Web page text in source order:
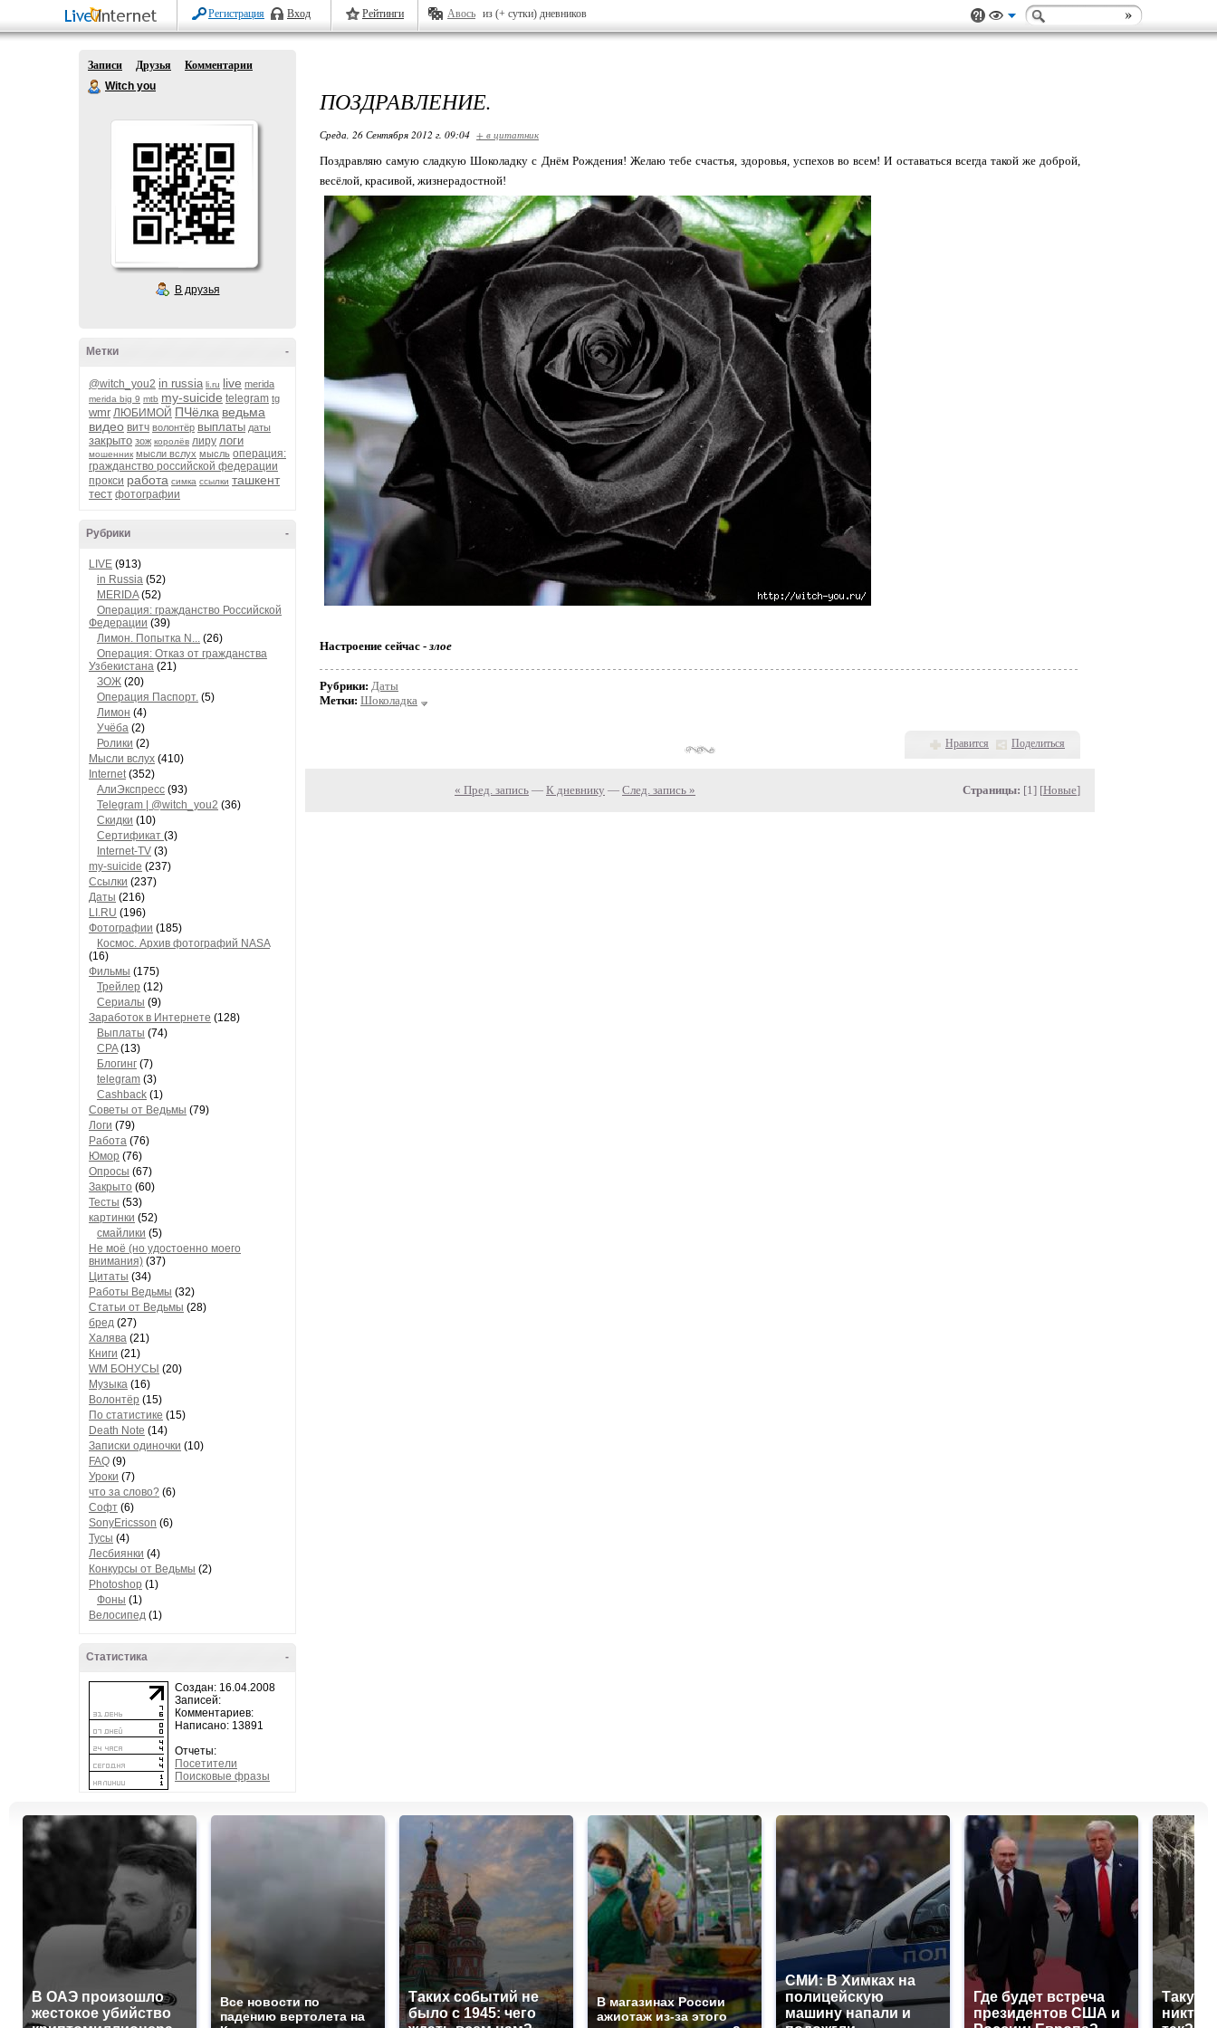
Регистрация Вход Рейтинги Авось из (+ сутки) дневников
Записи Друзья
Комментарии
Witch you
В друзья
-
Метки
@witch_you2 in russia li.ru live merida
merida big 9 mtb my-suicide telegram tg
wmr ЛЮБИМОЙ ПЧёлка ведьма
видео витч волонтёр выплаты даты
закрыто зож королёв лиру логи
мошенник мысли вслух мысль операция:
гражданство российской федерации
прокси работа симка ссылки ташкент
тест фотографии
-
Рубрики
LIVE (913)
in Russia (52)
MERIDA(52)
Операция: гражданство Российской
Федерации (39)
Лимон. Попытка N... (26)
Операция: Отказ от гражданства
Узбекистана (21)
ЗОЖ (20)
Операция Паспорт. (5)
Лимон (4)
Учёба (2)
Ролики (2)
Мысли вслух (410)
Internet(352)
АлиЭкспресс (93)
Telegram | @witch_you2 (36)
Скидки (10)
Сертификат (3)
Internet-TV (3)
my-suicide (237)
Ссылки (237)
Даты (216)
LI.RU (196)
Фотографии (185)
Космос. Архив фотографий NASA
(16)
Фильмы (175)
Трейлер (12)
Сериалы (9)
Заработок в Интернете (128)
Выплаты (74)
CPA(13)
Блогинг (7)
telegram (3)
Cashback (1)
Советы от Ведьмы (79)
Логи (79)
Работа (76)
Юмор (76)
Опросы (67)
Закрыто (60)
Тесты (53)
картинки (52)
смайлики (5)
Не моё (но удостоенно моего
внимания) (37)
Цитаты (34)
Работы Ведьмы (32)
Статьи от Ведьмы (28)
бред (27)
Халява (21)
Книги (21)
WM БОНУСЫ (20)
Музыка (16)
Волонтёр (15)
По статистике (15)
Death Note (14)
Записки одиночки (10)
FAQ (9)
Уроки (7)
что за слово? (6)
Софт (6)
SonyEricsson (6)
Тусы (4)
Лесбиянки (4)
Конкурсы от Ведьмы (2)
Photoshop (1)
Фоны (1)
Велосипед (1)
-
Статистика
Создан: 16.04.2008
Записей:
Комментариев:
Написано: 13891
Отчеты:
Посетители
Поисковые фразы
ПОЗДРАВЛЕНИЕ.
Среда, 26 Сентября 2012 г. 09:04 + в цитатник
Поздравляю самую сладкую Шоколадку с Днём Рождения! Желаю тебе счастья, здоровья, успехов во всем! И оставаться всегда такой же доброй,
весёлой, красивой, жизнерадостной!
Настроение сейчас -злое
Рубрики: Даты
Метки: Шоколадка
Нравится Поделиться
« Пред. запись — К дневнику — След. запись » Страницы: [1] [Новые]
В ОАЭ произошло
жестокое убийство
Все новости по
падению вертолета на
Таких событий не
было с 1945: чего
В магазинах России
ажиотаж из-за этого
СМИ: В Химках на
полицейскую
машину напали и
Где будет встреча
президентов США и
Такую
никто